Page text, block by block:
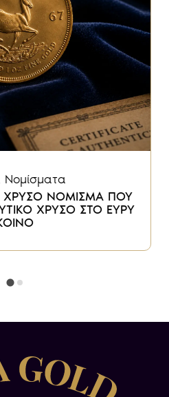
ΧΡΥΣΟ ΝΟΜΙΣΜΑ ΠΟΥ
ΧΡΥΣΟ ΣΤΟ ΕΥΡΥ